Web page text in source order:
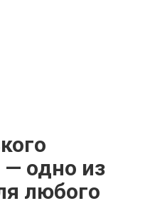
— одно из
любого